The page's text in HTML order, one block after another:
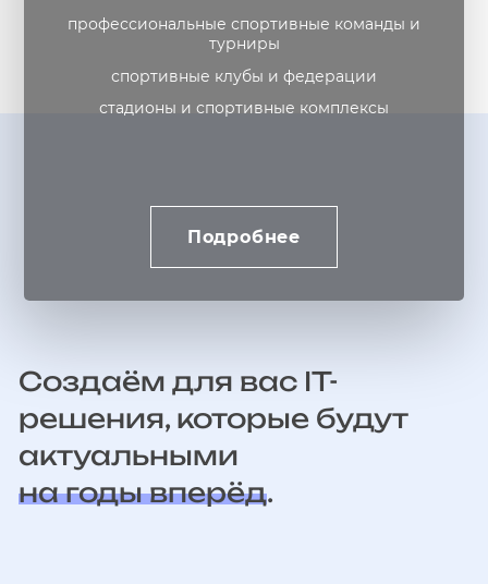
профессиональные спортивные команды и
турниры
спортивные клубы и федерации
стадионы и спортивные комплексы
Подробнее
Создаём для вас IT-
решения, которые будут
актуальными
на годы вперёд.